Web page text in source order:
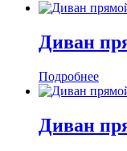
Диван
Подробнее
Диван